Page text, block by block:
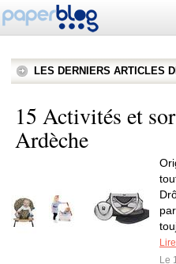
LES DERNIERS ARTICLES
15 Activités et
Ardèche
Le